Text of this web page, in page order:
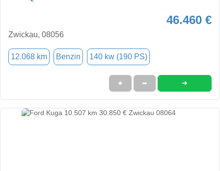
46.460 €
Zwickau, 08056
12.068 km Benzin 140 kw (190 PS)
★ ➦ ➜